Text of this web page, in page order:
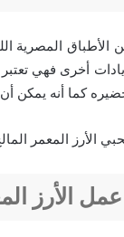
الأطباق المصرية
أخرى فهي
كما أنه يمكن
المعمر
الأرز